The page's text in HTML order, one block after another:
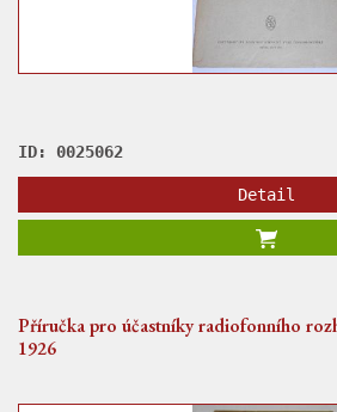
ID: 0025062
Detail
Příručka pro účastníky radiofonního
1926